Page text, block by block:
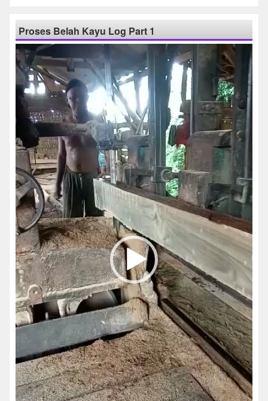
Proses Belah Kayu Log Part 1
Pemutar
Video